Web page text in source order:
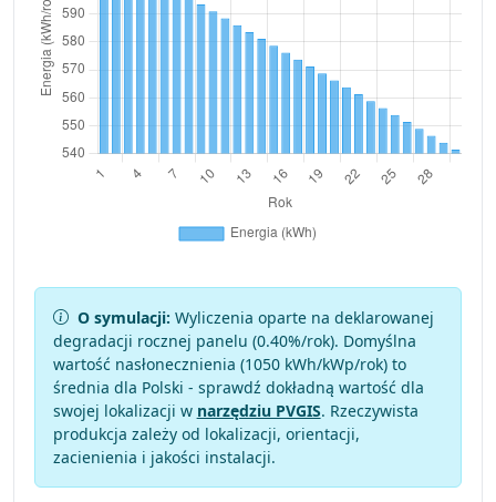
O symulacji: Wyliczenia oparte na deklarowanej
degradacji rocznej panelu (0.40%/rok). Domyślna
wartość nasłonecznienia (1050 kWh/kWp/rok) to
średnia dla Polski - sprawdź dokładną wartość dla
swojej lokalizacji w narzędziu PVGIS. Rzeczywista
produkcja zależy od lokalizacji, orientacji,
zacienienia i jakości instalacji.